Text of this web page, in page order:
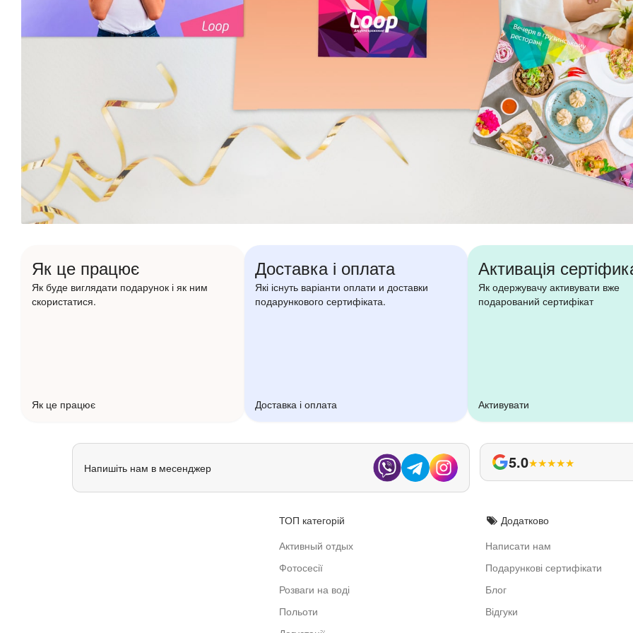
Як це працює
Як буде виглядати подарунок і як ним
скористатися.
Як це працює
Доставка і оплата
Які існуть варіанти оплати и доставки
подарункового сертифіката.
Доставка і оплата
Активація
Як одержувачу активувати вже
подарований сертифікат
Активувати
Напишіть нам в месенджер 5.0★★★★★
Додатково
Написати нам
Подарункові сертифікати
Блог
Відгуки
ТОП категорій
Активный отдых
Фотосесії
Розваги на воді
Польоти